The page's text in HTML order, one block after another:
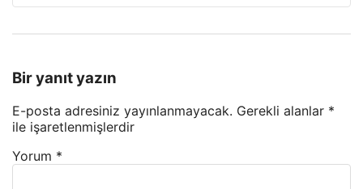
Bir yanıt yazın
E-posta adresiniz yayınlanmayacak. Gerekli alanlar *
ile işaretlenmişlerdir
Yorum *